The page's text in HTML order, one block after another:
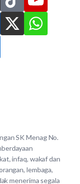
SK Menag No.
infaq, wakaf dan
lembaga,
menerima segala